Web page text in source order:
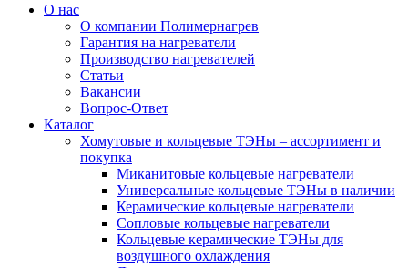
О нас
О компании Полимернагрев
Гарантия на нагреватели
Производство нагревателей
Статьи
Вакансии
Вопрос-Ответ
Каталог
Хомутовые и кольцевые ТЭНы – ассортимент и
покупка
Миканитовые кольцевые нагреватели
Универсальные кольцевые ТЭНы в наличии
Керамические кольцевые нагреватели
Сопловые кольцевые нагреватели
Кольцевые керамические ТЭНы для
воздушного охлаждения